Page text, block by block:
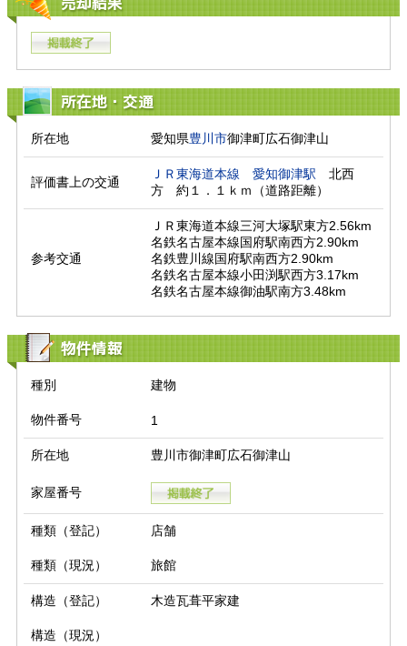
所在地・交通
所在地 愛知県豊川市御津町広石御津山
評価書上の交通
ＪＲ東海道本線 愛知御津駅 北西
方　約１．１ｋｍ（道路距離）
参考交通
ＪＲ東海道本線三河大塚駅東方2.56km
名鉄名古屋本線国府駅南西方2.90km
名鉄豊川線国府駅南西方2.90km
名鉄名古屋本線小田渕駅西方3.17km
名鉄名古屋本線御油駅南方3.48km
物件情報
種別 建物
物件番号 1
所在地 豊川市御津町広石御津山
家屋番号
種類（登記） 店舗
種類（現況） 旅館
構造（登記） 木造瓦葺平家建
構造（現況）